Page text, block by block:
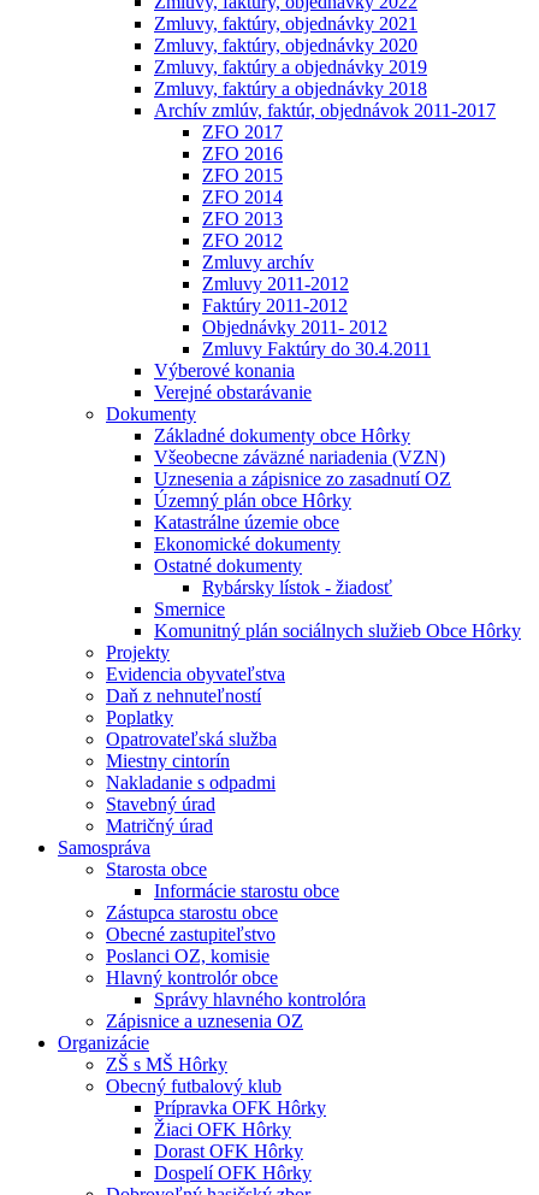
Zmluvy, faktúry, objednávky 2021
Zmluvy, faktúry, objednávky 2020
Zmluvy, faktúry a objednávky 2019
Zmluvy, faktúry a objednávky 2018
Archív zmlúv, faktúr, objednávok 2011-2017
ZFO 2017
ZFO 2016
ZFO 2015
ZFO 2014
ZFO 2013
ZFO 2012
Zmluvy archív
Zmluvy 2011-2012
Faktúry 2011-2012
Objednávky 2011- 2012
Zmluvy Faktúry do 30.4.2011
Výberové konania
Verejné obstarávanie
Dokumenty
Základné dokumenty obce Hôrky
Všeobecne záväzné nariadenia (VZN)
Uznesenia a zápisnice zo zasadnutí OZ
Územný plán obce Hôrky
Katastrálne územie obce
Ekonomické dokumenty
Ostatné dokumenty
Rybársky lístok - žiadosť
Smernice
Komunitný plán sociálnych služieb Obce Hôrky
Projekty
Evidencia obyvateľstva
Daň z nehnuteľností
Poplatky
Opatrovateľská služba
Miestny cintorín
Nakladanie s odpadmi
Stavebný úrad
Matričný úrad
Samospráva
Starosta obce
Informácie starostu obce
Zástupca starostu obce
Obecné zastupiteľstvo
Poslanci OZ, komisie
Hlavný kontrolór obce
Správy hlavného kontrolóra
Zápisnice a uznesenia OZ
Organizácie
ZŠ s MŠ Hôrky
Obecný futbalový klub
Prípravka OFK Hôrky
Žiaci OFK Hôrky
Dorast OFK Hôrky
Dospelí OFK Hôrky